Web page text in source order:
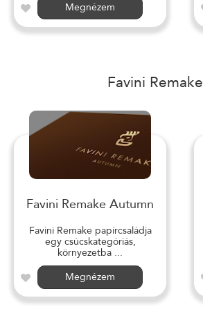
Megnézem
Favini Remake
Favini Remake Autumn
Favini Remake papírcsaládja
egy csúcskategóriás,
környezetba ...
Megnézem